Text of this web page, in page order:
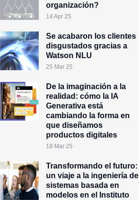
organización?
14 Apr 25
Se acabaron los clientes
disgustados gracias a
Watson NLU
25 Mar 25
De la imaginación a la
realidad: cómo la IA
Generativa está
cambiando la forma en
que diseñamos
productos digitales
18 Mar 25
Transformando el futuro:
un viaje a la ingeniería de
sistemas basada en
modelos en el Instituto